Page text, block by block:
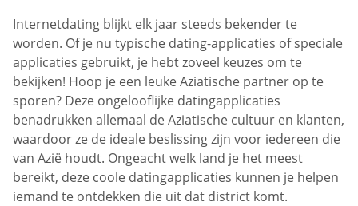
Internetdating blijkt elk jaar steeds bekender te
worden. Of je nu typische dating-applicaties of speciale
applicaties gebruikt, je hebt zoveel keuzes om te
bekijken! Hoop je een leuke Aziatische partner op te
sporen? Deze ongelooflijke datingapplicaties
benadrukken allemaal de Aziatische cultuur en klanten,
waardoor ze de ideale beslissing zijn voor iedereen die
van Azië houdt. Ongeacht welk land je het meest
bereikt, deze coole datingapplicaties kunnen je helpen
iemand te ontdekken die uit dat district komt.